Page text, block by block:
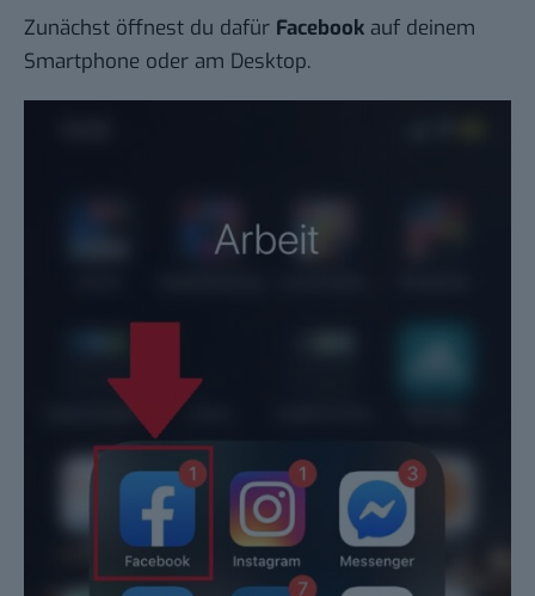
Zunächst öffnest du dafür Facebook auf deinem
Smartphone oder am Desktop.